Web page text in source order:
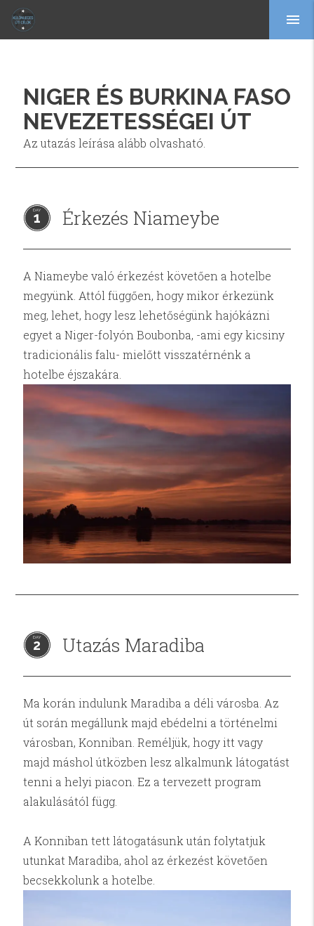
menu
NIGER ÉS BURKINA FASO
NEVEZETESSÉGEI ÚT
Az utazás leírása alább olvasható.
1 Érkezés Niameybe
A Niameybe való érkezést követően a hotelbe
megyünk. Attól függően, hogy mikor érkezünk
meg, lehet, hogy lesz lehetőségünk hajókázni
egyet a Niger-folyón Boubonba, -ami egy kicsiny
tradicionális falu- mielőtt visszatérnénk a
hotelbe éjszakára.
2 Utazás Maradiba
Ma korán indulunk Maradiba a déli városba. Az
út során megállunk majd ebédelni a történelmi
városban, Konniban. Reméljük, hogy itt vagy
majd máshol útközben lesz alkalmunk látogatást
tenni a helyi piacon. Ez a tervezett program
alakulásától függ.
A Konniban tett látogatásunk után folytatjuk
utunkat Maradiba, ahol az érkezést követően
becsekkolunk a hotelbe.